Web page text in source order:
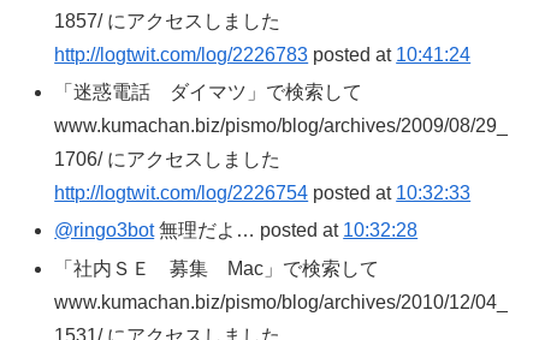
1857/ にアクセスしました
http://logtwit.com/log/2226783 posted at 10:41:24
「迷惑電話 ダイマツ」で検索して
www.kumachan.biz/pismo/blog/archives/2009/08/29_
1706/ にアクセスしました
http://logtwit.com/log/2226754 posted at 10:32:33
@ringo3bot無理だよ… posted at 10:32:28
「社内ＳＥ 募集 Mac」で検索して
www.kumachan.biz/pismo/blog/archives/2010/12/04_
1531/ にアクセスしました